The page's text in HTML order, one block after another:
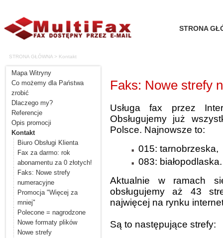
STRONA
STRONA GŁÓWNA > Kontakt
Mapa Witryny
Co możemy dla Państwa
zrobić
Dlaczego my?
Referencje
Opis promocji
Kontakt
Biuro Obsługi Klienta
Fax za darmo: rok
abonamentu za 0 złotych!
Faks: Nowe strefy
numeracyjne
Promocja "Więcej za
mniej"
Polecone = nagrodzone
Nowe formaty plików
Nowe strefy
Faks: Nowe strefy
Usługa fax przez
Obsługujemy już
Polsce. Najnowsze to:
015: tarnobrzeska,
083: białopodlaska.
Aktualnie w ramach
obsługujemy aż 43
najwięcej na rynku
Są to następujące strefy: